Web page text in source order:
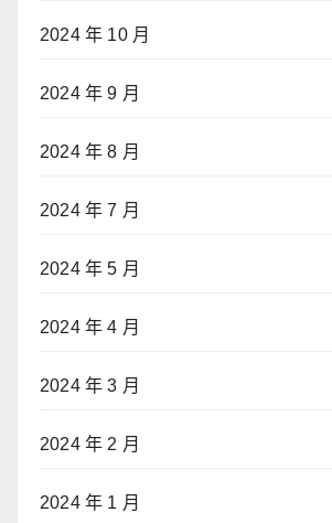
2024 年 10 月
2024 年 9 月
2024 年 8 月
2024 年 7 月
2024 年 5 月
2024 年 4 月
2024 年 3 月
2024 年 2 月
2024 年 1 月